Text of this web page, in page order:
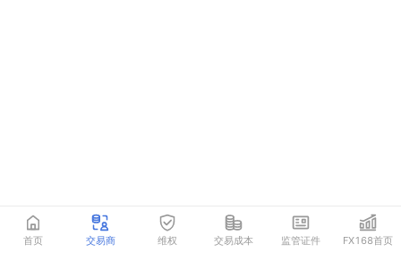
首页 交易商 维权 交易成本 监管证件 FX168首页